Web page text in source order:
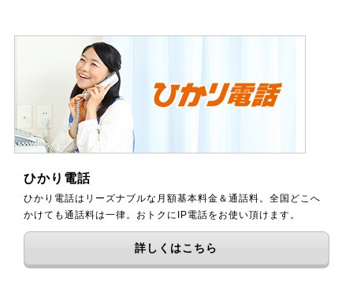
ひかり電話
ひかり電話はリーズナブルな月額基本料金＆通話料。全国どこへ
かけても通話料は一律。おトクにIP電話をお使い頂けます。
詳しくはこちら